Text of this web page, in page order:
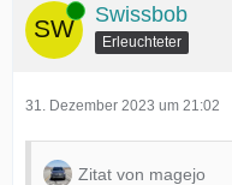
Online Swissbob
Erleuchteter
31. Dezember 2023 um 21:02
Zitat von magejo